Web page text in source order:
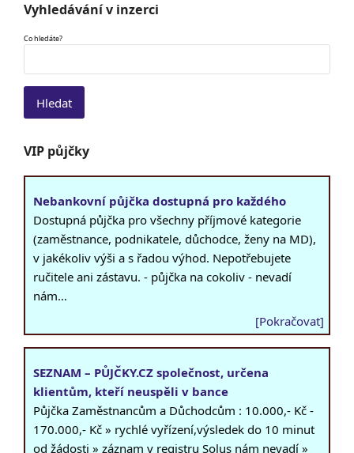
Vyhledávání v inzerci
Co hledáte?
VIP půjčky
Nebankovní půjčka dostupná pro každého
Dostupná půjčka pro všechny příjmové kategorie
(zaměstnance, podnikatele, důchodce, ženy na MD),
v jakékoliv výši a s řadou výhod. Nepotřebujete
ručitele ani zástavu. - půjčka na cokoliv - nevadí
nám…
[Pokračovat]
SEZNAM – PŮJČKY.CZ společnost, určena
klientům, kteří neuspěli v bance
Půjčka Zaměstnancům a Důchodcům : 10.000,- Kč -
170.000,- Kč » rychlé vyřízení,výsledek do 10 minut
od žádosti » záznam v registru Solus nám nevadí »